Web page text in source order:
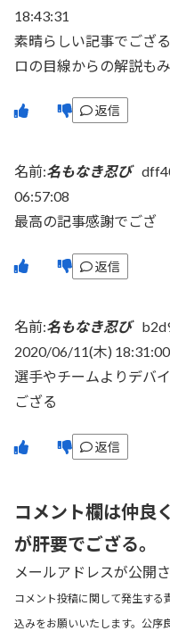
18:43:31
素晴らしい記事でござ
ロの目線からの解説も
返信
名前:名もなき忍び
06:57:08
最高の記事感謝でござ
返信
名前:名もなき忍び
2020/06/11(木) 18:31:00
選手やチームよりデバ
ござる
返信
コメント欄は仲良
が肝要でござる。
メールアドレスが公開
コメント投稿に関して発生する
込みをお願いいたします。公序